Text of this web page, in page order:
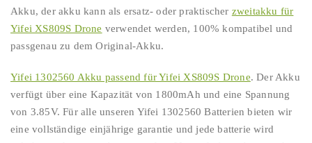
Akku, der akku kann als ersatz- oder praktischer zweitakku für
Yifei XS809S Drone verwendet werden, 100% kompatibel und
passgenau zu dem Original-Akku.
Yifei 1302560 Akku passend für Yifei XS809S Drone. Der Akku
verfügt über eine Kapazität von 1800mAh und eine Spannung
von 3.85V. Für alle unseren Yifei 1302560 Batterien bieten wir
eine vollständige einjährige garantie und jede batterie wird